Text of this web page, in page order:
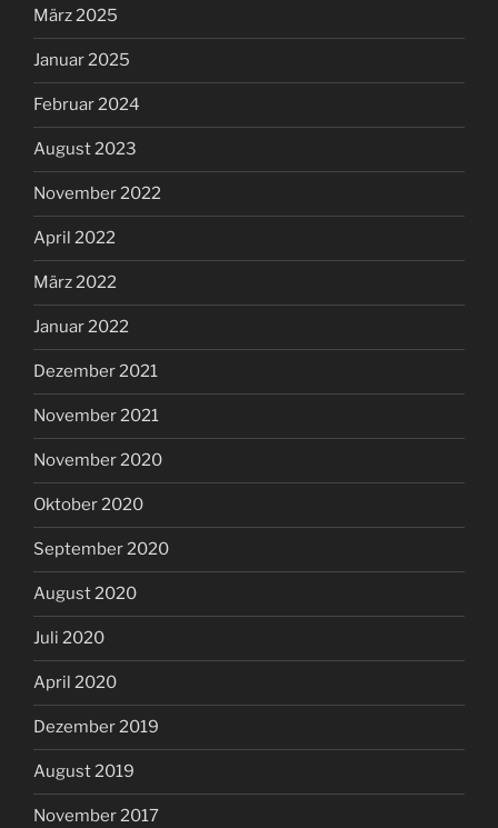
März 2025
Januar 2025
Februar 2024
August 2023
November 2022
April 2022
März 2022
Januar 2022
Dezember 2021
November 2021
November 2020
Oktober 2020
September 2020
August 2020
Juli 2020
April 2020
Dezember 2019
August 2019
November 2017